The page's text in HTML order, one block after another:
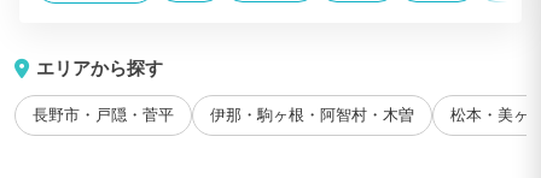
エリアから探す
長野市・戸隠・菅平 伊那・駒ヶ根・阿智村・木曽 松本・美ヶ